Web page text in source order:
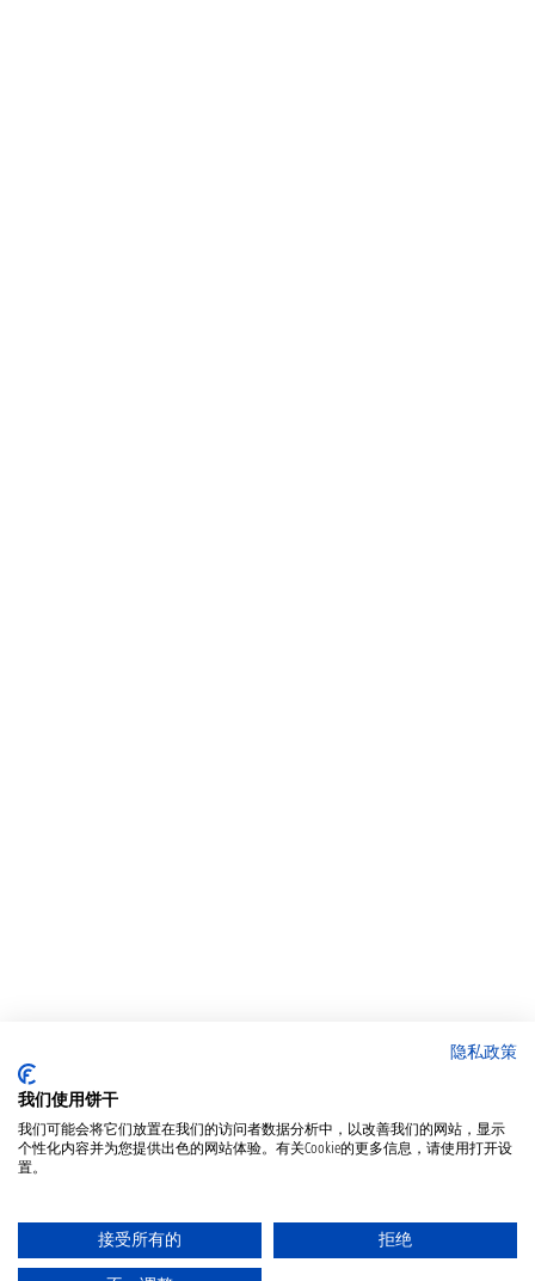
隐私政策
我们使用饼干
我们可能会将它们放置在我们的访问者数据分析中，以改善我们的网站，显示
个性化内容并为您提供出色的网站体验。有关Cookie的更多信息，请使用打开设
置。
接受所有的 拒绝